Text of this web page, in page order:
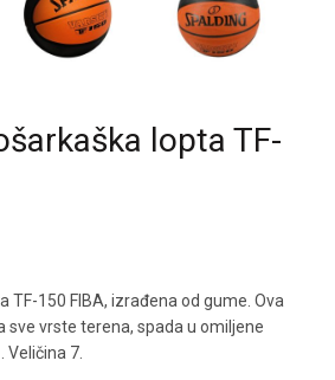
lopta TF-
TF-150 FIBA, izrađena od gume. Ova
sve vrste terena, spada u omiljene
7.